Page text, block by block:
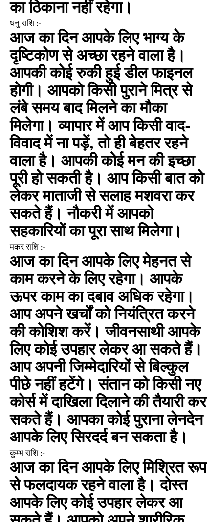
का ठिकाना नहीं रहेगा।
धनु राशि :-
आज का दिन आपके लिए भाग्य के
दृष्टिकोण से अच्छा रहने वाला है।
आपकी कोई रुकी हुई डील फाइनल
होगी। आपको किसी पुराने मित्र से
लंबे समय बाद मिलने का मौका
मिलेगा। व्यापार में आप किसी वाद-
विवाद में ना पड़ें, तो ही बेहतर रहने
वाला है। आपकी कोई मन की इच्छा
पूरी हो सकती है। आप किसी बात को
लेकर माताजी से सलाह मशवरा कर
सकते हैं। नौकरी में आपको
सहकारियों का पूरा साथ मिलेगा।
मकर राशि :-
आज का दिन आपके लिए मेहनत से
काम करने के लिए रहेगा। आपके
ऊपर काम का दबाव अधिक रहेगा।
आप अपने खर्चों को नियंत्रित करने
की कोशिश करें। जीवनसाथी आपके
लिए कोई उपहार लेकर आ सकते हैं।
आप अपनी जिम्मेदारियों से बिल्कुल
पीछे नहीं हटेंगे। संतान को किसी नए
कोर्स में दाखिला दिलाने की तैयारी कर
सकते हैं। आपका कोई पुराना लेनदेन
आपके लिए सिरदर्द बन सकता है।
कुम्भ राशि :-
आज का दिन आपके लिए मिश्रित रूप
से फलदायक रहने वाला है। दोस्त
आपके लिए कोई उपहार लेकर आ